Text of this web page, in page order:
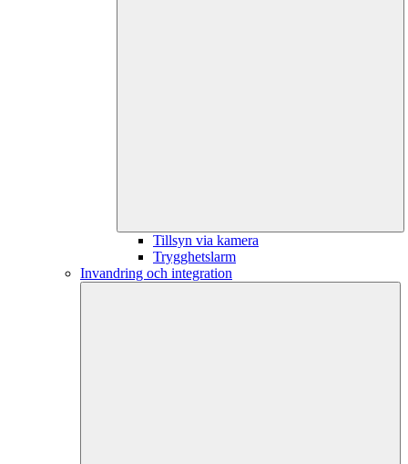
Tillsyn via kamera
Trygghetslarm
Invandring och integration